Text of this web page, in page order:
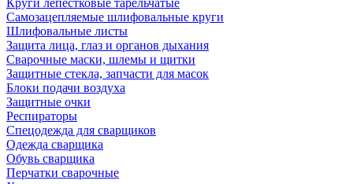
Круги лепестковые тарельчатые
Самозацепляемые шлифовальные круги
Шлифовальные листы
Защита лица, глаз и органов дыхания
Сварочные маски, шлемы и щитки
Защитные стекла, запчасти для масок
Блоки подачи воздуха
Защитные очки
Респираторы
Спецодежда для сварщиков
Одежда сварщика
Обувь сварщика
Перчатки сварочные